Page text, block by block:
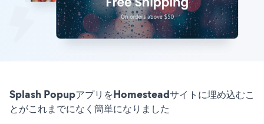
Splash PopupアプリをHomesteadサイトに埋め込むこ
とがこれまでになく簡単になりました